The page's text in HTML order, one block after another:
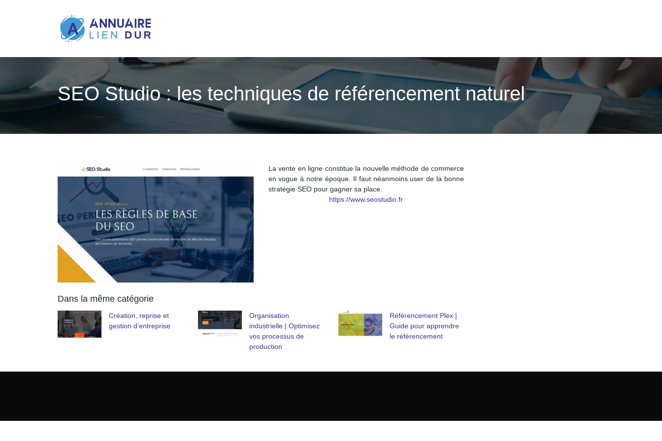
SEO Studio : les techniques de référencement naturel
La vente en ligne constitue la nouvelle méthode de commerce
en vogue à notre époque. Il faut néanmoins user de la bonne
stratégie SEO pour gagner sa place.
https://www.seostudio.fr
Dans la même catégorie
Création, reprise et
gestion d’entreprise
Organisation
industrielle | Optimisez
vos processus de
production
Référencement Plex |
Guide pour apprendre
le référencement